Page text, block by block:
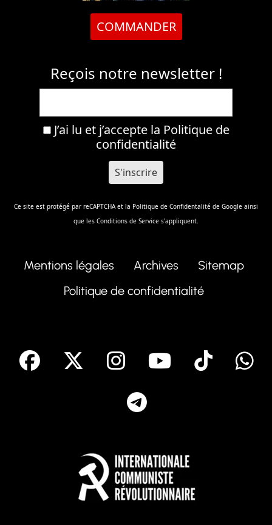
COMMANDER
Reçois notre newsletter !
J’ai lu et j’accepte la Politique de
confidentialité
Ce site est protégé par reCAPTCHA et la Politique de Confidentalité de Google ainsi
que les Conditions de Service s'appliquent.
Mentions légales Archives
Sitemap
Politique de confidentialité
facebook Instagram
Youtube
Tik